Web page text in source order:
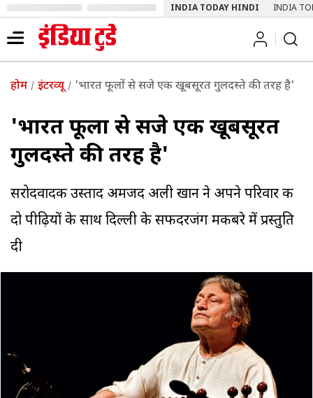
INDIA TODAY HINDI INDIA
होम इंटरव्यू 'भारत फूलों से सजे एक खूबसूरत गुलदस्ते की तरह है'
'भारत फूलों से सजे एक खूबसूरत
गुलदस्ते की तरह है'
सरोदवादक उस्ताद अमजद अली खान ने अपने परिवार की
दो पीढ़ियों के साथ दिल्ली के सफदरजंग मकबरे में प्रस्तुति
दी